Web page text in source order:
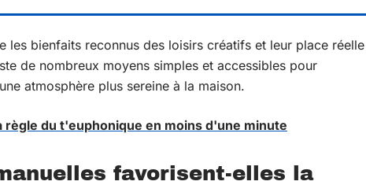
les bienfaits reconnus des loisirs créatifs et leur place réelle
de nombreux moyens simples et accessibles pour
atmosphère plus sereine à la maison.
règle du t'euphonique en moins d'une minute
favorisent-elles la